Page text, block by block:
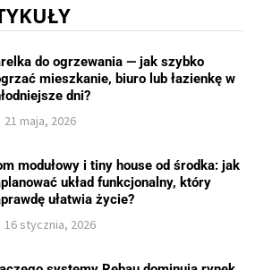
do ogrzewania — jak szybko
mieszkanie, biuro lub łazienkę w
dni?
21 maja, 2026
modułowy i tiny house od środka: jak
układ funkcjonalny, który
ułatwia życie?
16 stycznia, 2026